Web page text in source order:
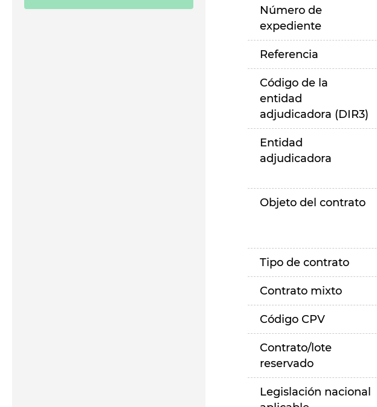
Número de
expediente
Referencia
Código de la
entidad
adjudicadora (DIR3)
Entidad
adjudicadora
Objeto del contrato
Tipo de contrato
Contrato mixto
Código CPV
Contrato/lote
reservado
Legislación nacional